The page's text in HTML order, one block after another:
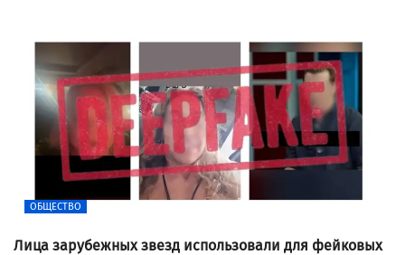
ОБЩЕСТВО
Лица зарубежных звезд использовали для фейковых